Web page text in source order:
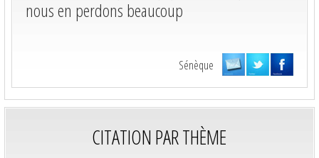
nous en perdons beaucoup
Sénèque
CITATION PAR THÈME